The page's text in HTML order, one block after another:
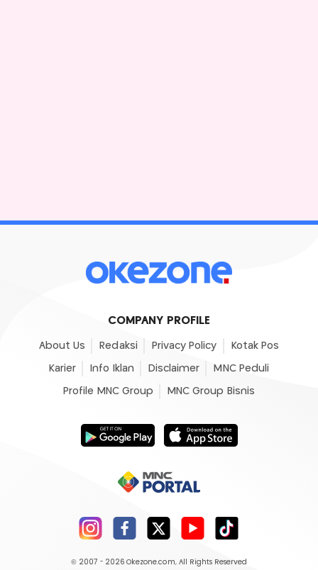
COMPANY PROFILE
About Us Redaksi Privacy Policy Kotak Pos
Karier Info Iklan Disclaimer MNC Peduli
Profile MNC Group MNC Group Bisnis
© 2007 - 2026 Okezone.com, All Rights Reserved